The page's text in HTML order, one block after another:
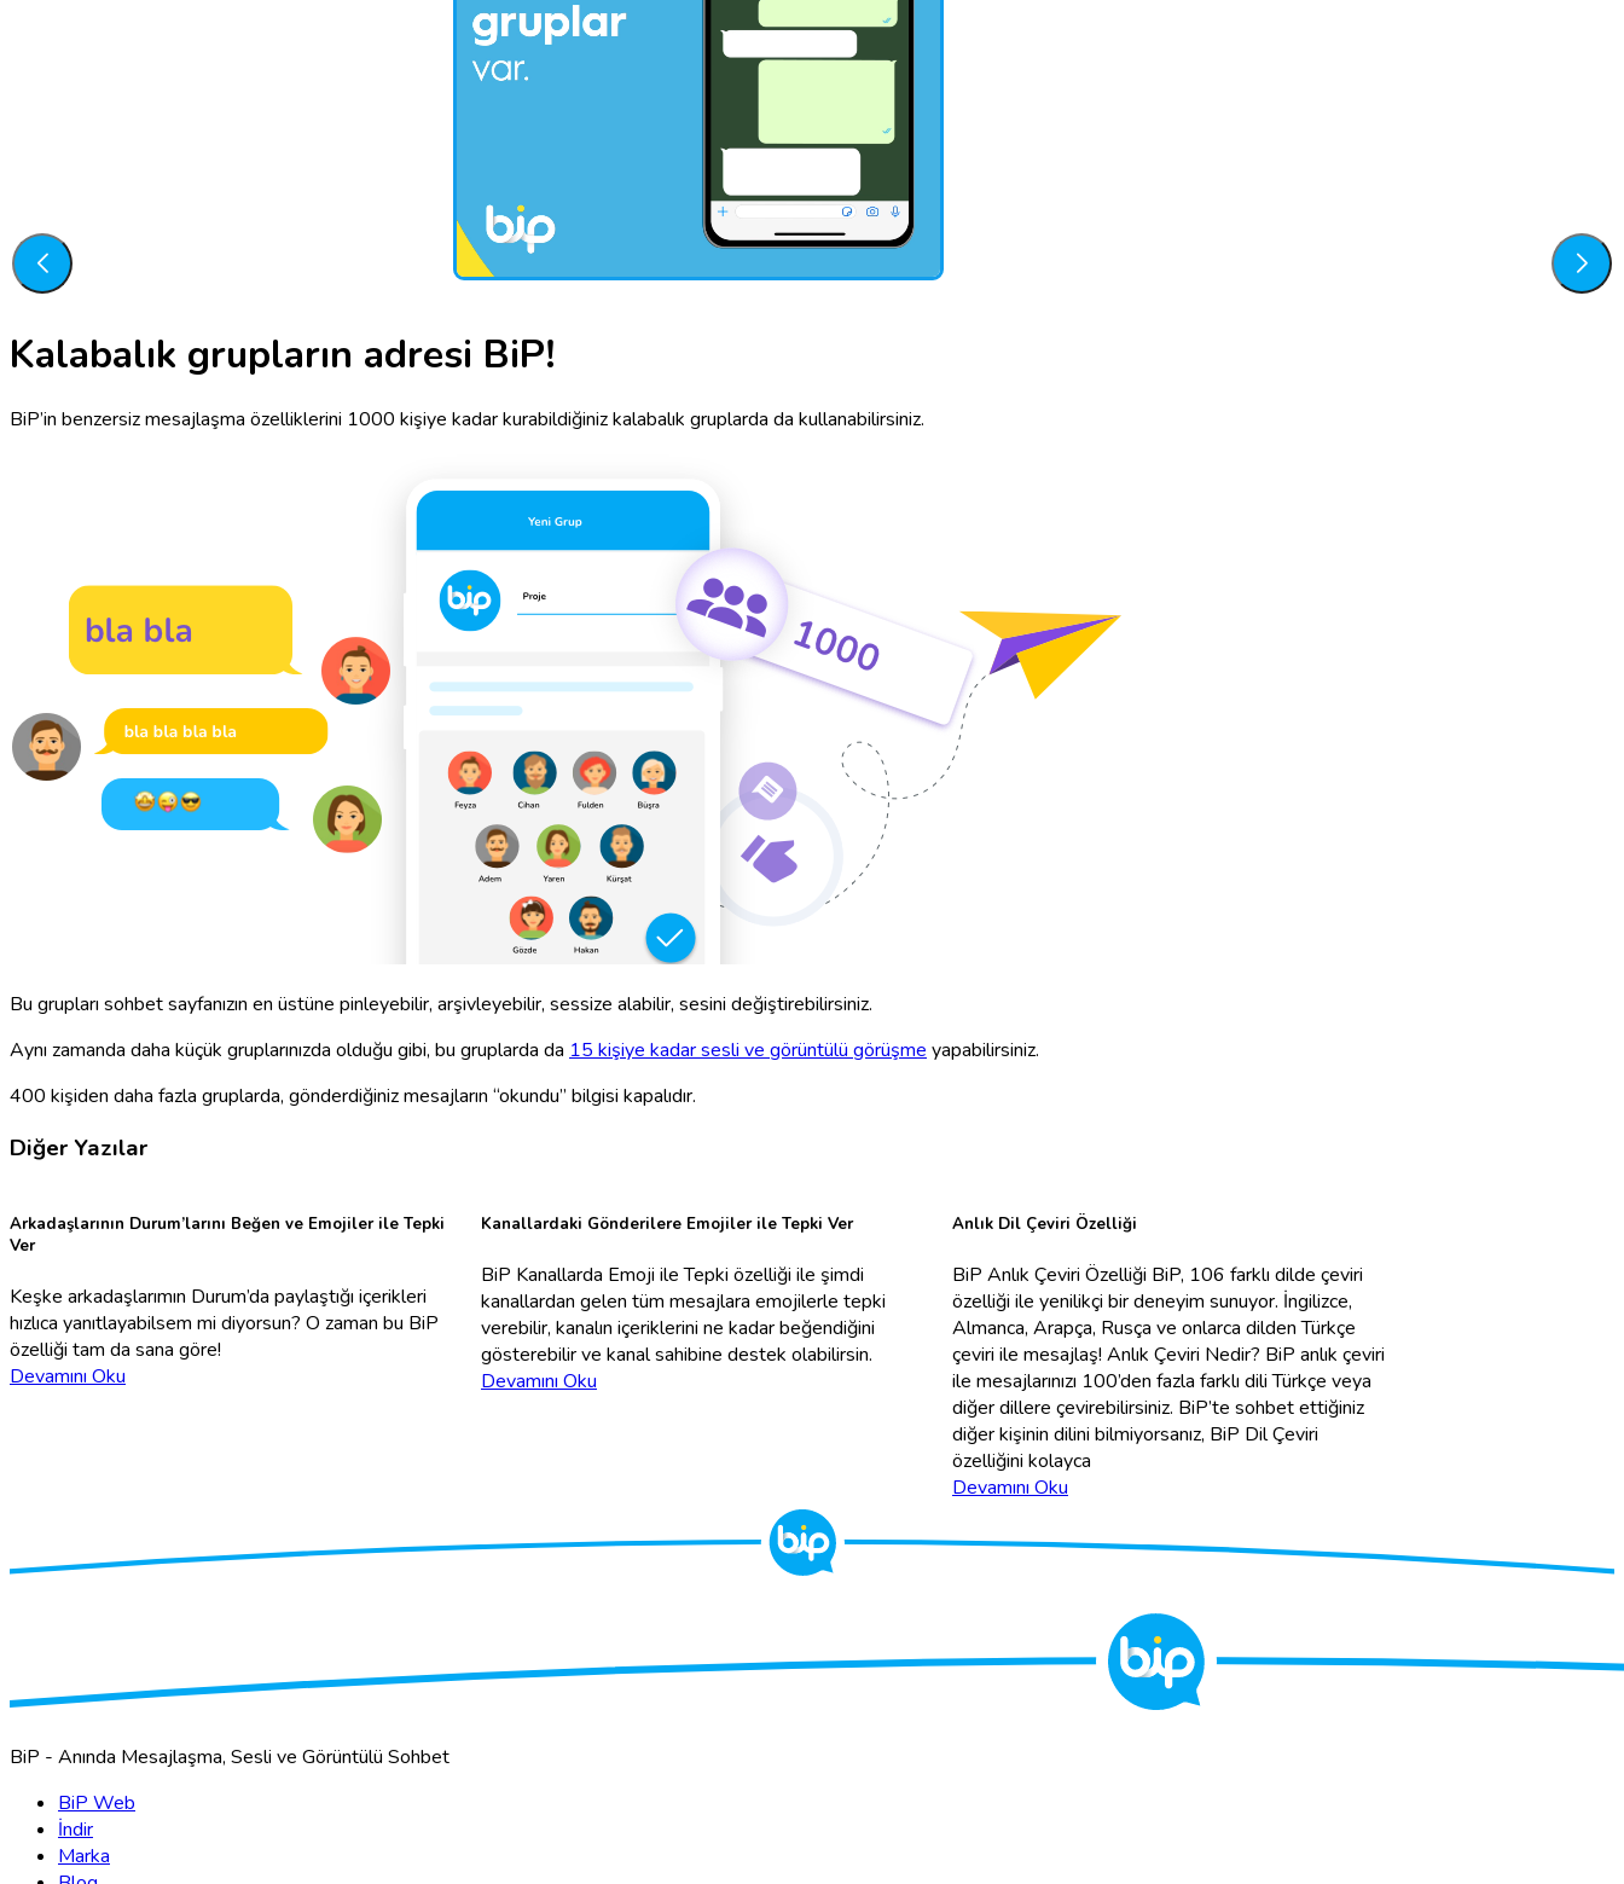
Kalabalık grupların adresi BiP!
BiP’in benzersiz mesajlaşma özelliklerini 1000 kişiye kadar kurabildiğiniz kalabalık gruplarda da kullanabilirsiniz.
Bu grupları sohbet sayfanızın en üstüne pinleyebilir, arşivleyebilir, sessize alabilir, sesini değiştirebilirsiniz.
Aynı zamanda daha küçük gruplarınızda olduğu gibi, bu gruplarda da 15 kişiye kadar sesli ve görüntülü görüşme yapabilirsiniz.
400 kişiden daha fazla gruplarda, gönderdiğiniz mesajların “okundu” bilgisi kapalıdır.
Diğer Yazılar
Arkadaşlarının Durum’larını Beğen ve Emojiler ile Tepki
Ver
Keşke arkadaşlarımın Durum’da paylaştığı içerikleri
hızlıca yanıtlayabilsem mi diyorsun? O zaman bu BiP
özelliği tam da sana göre!
Devamını Oku
Kanallardaki Gönderilere Emojiler ile Tepki Ver
BiP Kanallarda Emoji ile Tepki özelliği ile şimdi
kanallardan gelen tüm mesajlara emojilerle tepki
verebilir, kanalın içeriklerini ne kadar beğendiğini
gösterebilir ve kanal sahibine destek olabilirsin.
Devamını Oku
Anlık Dil Çeviri Özelliği
BiP Anlık Çeviri Özelliği BiP, 106 farklı dilde çeviri
özelliği ile yenilikçi bir deneyim sunuyor. İngilizce,
Almanca, Arapça, Rusça ve onlarca dilden Türkçe
çeviri ile mesajlaş! Anlık Çeviri Nedir? BiP anlık çeviri
ile mesajlarınızı 100’den fazla farklı dili Türkçe veya
diğer dillere çevirebilirsiniz. BiP’te sohbet ettiğiniz
diğer kişinin dilini bilmiyorsanız, BiP Dil Çeviri
özelliğini kolayca
Devamını Oku
BiP - Anında Mesajlaşma, Sesli ve Görüntülü Sohbet
BiP Web
İndir
Marka